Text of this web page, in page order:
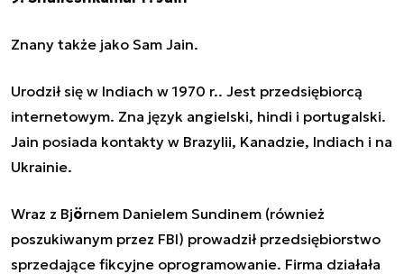
Znany także jako Sam Jain.
Urodził się w Indiach w 1970 r.. Jest przedsiębiorcą
internetowym. Zna język angielski, hindi i portugalski.
Jain posiada kontakty w Brazylii, Kanadzie, Indiach i na
Ukrainie.
Wraz z Björnem Danielem Sundinem (również
poszukiwanym przez FBI) prowadził przedsiębiorstwo
sprzedające fikcyjne oprogramowanie. Firma działała